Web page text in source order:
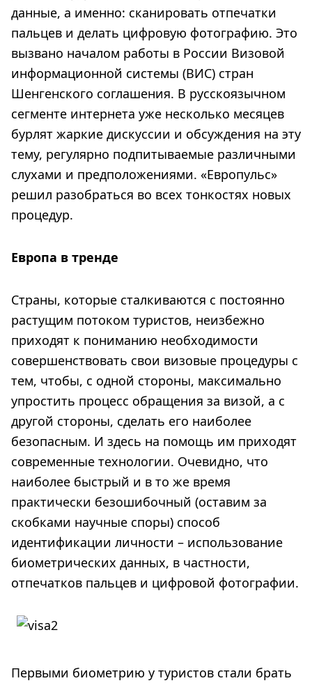
данные, а именно: сканировать отпечатки
пальцев и делать цифровую фотографию. Это
вызвано началом работы в России Визовой
информационной системы (ВИС) стран
Шенгенского соглашения. В русскоязычном
сегменте интернета уже несколько месяцев
бурлят жаркие дискуссии и обсуждения на эту
тему, регулярно подпитываемые различными
слухами и предположениями. «Европульс»
решил разобраться во всех тонкостях новых
процедур.
Европа в тренде
Страны, которые сталкиваются с постоянно
растущим потоком туристов, неизбежно
приходят к пониманию необходимости
совершенствовать свои визовые процедуры с
тем, чтобы, с одной стороны, максимально
упростить процесс обращения за визой, а с
другой стороны, сделать его наиболее
безопасным. И здесь на помощь им приходят
современные технологии. Очевидно, что
наиболее быстрый и в то же время
практически безошибочный (оставим за
скобками научные споры) способ
идентификации личности – использование
биометрических данных, в частности,
отпечатков пальцев и цифровой фотографии.
Первыми биометрию у туристов стали брать